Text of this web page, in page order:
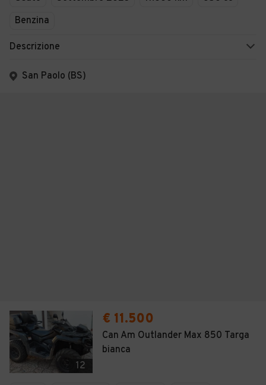
Benzina
Descrizione
San Paolo (BS)
12
€ 11.500
Can Am Outlander Max 850 Targa
bianca